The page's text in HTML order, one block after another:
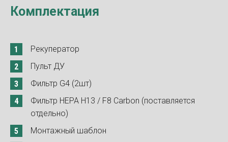
Комплектация
Рекуператор
Пульт ДУ
Фильтр G4 (2шт)
Фильтр HEPA H13 / F8 Carbon (поставляется
отдельно)
Монтажный шаблон